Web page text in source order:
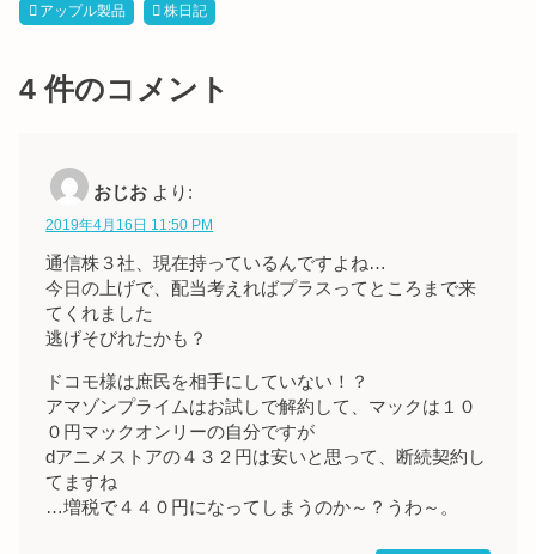
アップル製品 株日記
4 件のコメント
おじお より:
2019年4月16日 11:50 PM
通信株３社、現在持っているんですよね…
今日の上げで、配当考えればプラスってところまで来
てくれました
逃げそびれたかも？
ドコモ様は庶民を相手にしていない！？
アマゾンプライムはお試しで解約して、マックは１０
０円マックオンリーの自分ですが
dアニメストアの４３２円は安いと思って、断続契約し
てますね
…増税で４４０円になってしまうのか～？うわ～。